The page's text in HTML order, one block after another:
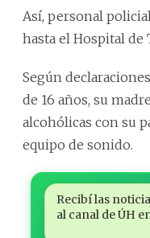
Así, personal
hasta el Hospital de
Según
de 16 años, su
alcohólicas con su
equipo de sonido.
Recibí las
al canal de ÚH